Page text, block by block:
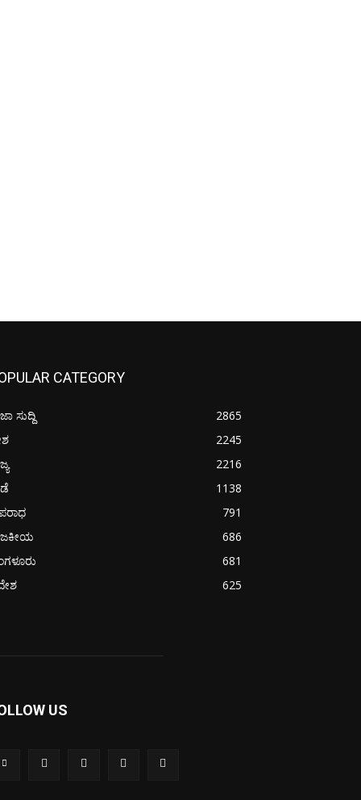
CATEGORY
ಸುದ್ದಿ
2865
2245
2216
1138
791
686
681
625
US